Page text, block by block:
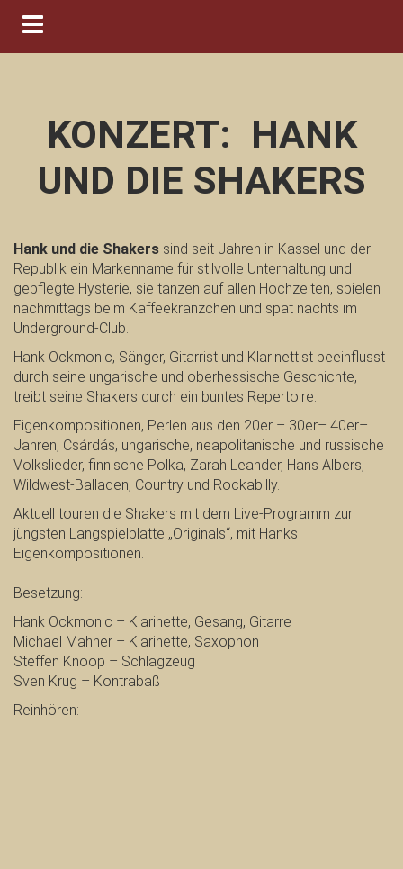
Navigation ein-/ausblenden
KONZERT: ​ HANK
UND DIE SHAKERS
Hank und die Shakers sind seit Jahren in Kassel und der
Republik ein Markenname für stilvolle Unterhaltung und
gepflegte Hysterie, sie tanzen auf allen Hochzeiten, spielen
nachmittags beim Kaffeekränzchen und spät nachts im
Underground-Club.
Hank Ockmonic, Sänger, Gitarrist und Klarinettist beeinflusst
durch seine ungarische und oberhessische Geschichte,
treibt seine Shakers durch ein buntes Repertoire:
Eigenkompositionen, Perlen aus den 20er – 30er– 40er–
Jahren, Csárdás, ungarische, neapolitanische und russische
Volkslieder, finnische Polka, Zarah Leander, Hans Albers,
Wildwest-Balladen, Country und Rockabilly.
Aktuell touren die Shakers mit dem Live-Programm zur
jüngsten Langspielplatte „Originals“, mit Hanks
Eigenkompositionen.
Besetzung:
Hank Ockmonic – Klarinette, Gesang, Gitarre
Michael Mahner – Klarinette, Saxophon
Steffen Knoop – Schlagzeug
Sven Krug – Kontrabaß
Reinhören: